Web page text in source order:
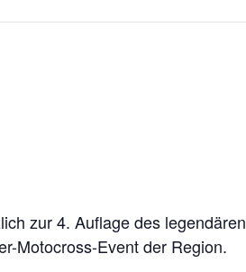
zur 4. Auflage des legendären
Motocross-Event der Region.